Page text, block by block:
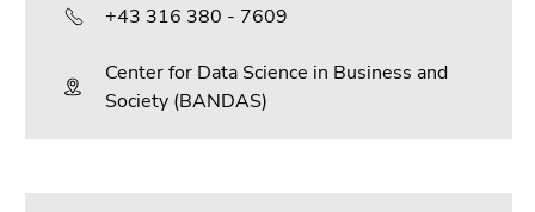
+43 316 380 - 7609
Center for Data Science in Business and
Society (BANDAS)